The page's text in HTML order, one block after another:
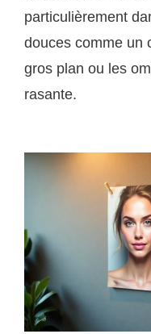
particulièrement
douces comme un
gros plan ou les
rasante.